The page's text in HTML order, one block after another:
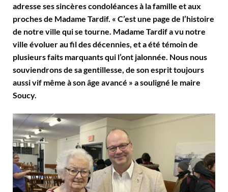
adresse ses sincères condoléances à la famille et aux
proches de Madame Tardif. « C’est une page de l’histoire
de notre ville qui se tourne. Madame Tardif a vu notre
ville évoluer au fil des décennies, et a été témoin de
plusieurs faits marquants qui l’ont jalonnée. Nous nous
souviendrons de sa gentillesse, de son esprit toujours
aussi vif même à son âge avancé » a souligné le maire
Soucy.